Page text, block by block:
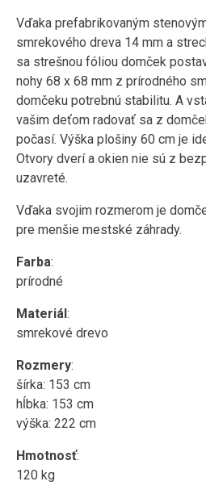
Vďaka prefabrikovaným
smrekového dreva 14 mm a
sa strešnou fóliou domček
nohy 68 x 68 mm z prírodného
domčeku potrebnú stabilitu. A
vašim deťom radovať sa z
počasí. Výška plošiny 60 cm je
Otvory dverí a okien nie sú z
uzavreté.
Vďaka svojim rozmerom je
pre menšie mestské záhrady.
Farba:
prírodné
Materiál:
smrekové drevo
Rozmery:
šírka: 153 cm
hĺbka: 153 cm
výška: 222 cm
Hmotnosť:
120 kg